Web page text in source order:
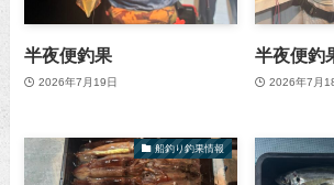
半夜便釣果
2026年7月19日
半夜便釣
2026年7月
船釣り釣果情報